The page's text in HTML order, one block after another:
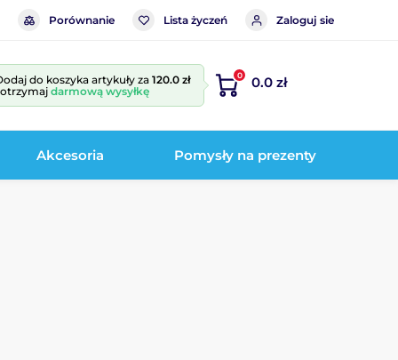
Porównanie Lista życzeń Zaloguj sie
do koszyka artykuły za 120.0 zł
darmową wysyłkę
0 0.0 zł
Akcesoria Pomysły na prezenty